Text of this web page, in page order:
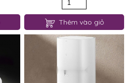
Thêm vào giỏ